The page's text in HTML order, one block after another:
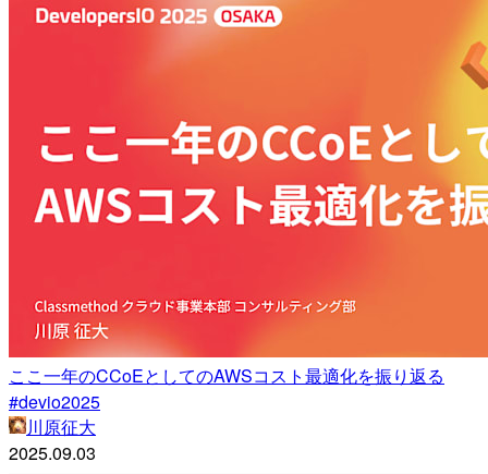
ここ一年のCCoEとしてのAWSコスト最適化を振り返る
#devio2025
川原征大
2025.09.03